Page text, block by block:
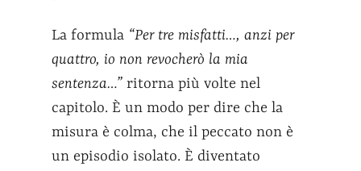
La formula “Per tre misfatti…, anzi per
quattro, io non revocherò la mia
sentenza…” ritorna più volte nel
capitolo. È un modo per dire che la
misura è colma, che il peccato non è
un episodio isolato. È diventato